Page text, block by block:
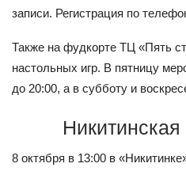
записи. Регистрация по
Также на фудкорте ТЦ «Пять
настольных игр. В пятницу
до 20:00, а в субботу и
8 октября в 13:00 в